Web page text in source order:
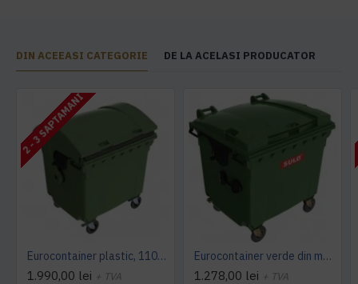
DIN ACEEASI CATEGORIE DE LA ACELASI PRODUCATOR
2 - 3 SAPTAMANI
Eurocontainer plastic, 1100 L, verde, capac rotund - Transport Inclus
1.990,00 lei + TVA
Eurocontainer verde din material plastic, cu capac plat, SULO, 1100 l - Transport Inclus
1.278,00 lei + TVA